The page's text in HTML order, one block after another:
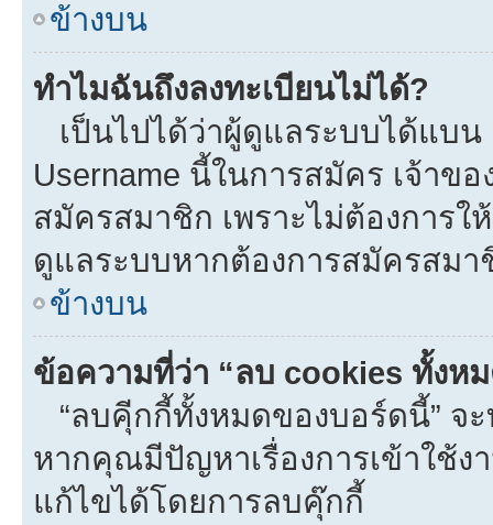
ข้างบน
ทำไมฉันถึงลงทะเบียนไม่ได้?
เป็นไปได้ว่าผู้ดูแลระบบได้แบน
Username นี้ในการสมัคร เจ้าข
สมัครสมาชิก เพราะไม่ต้องการ
ดูแลระบบหากต้องการสมัครสมา
ข้างบน
ข้อความที่ว่า “ลบ cookies ทั้งห
“ลบคุีกกี้ทั้งหมดของบอร์ดนี้” จ
หากคุณมีปัญหาเรื่องการเข้าใช้ง
แก้ไขได้โดยการลบคุ๊กกี้